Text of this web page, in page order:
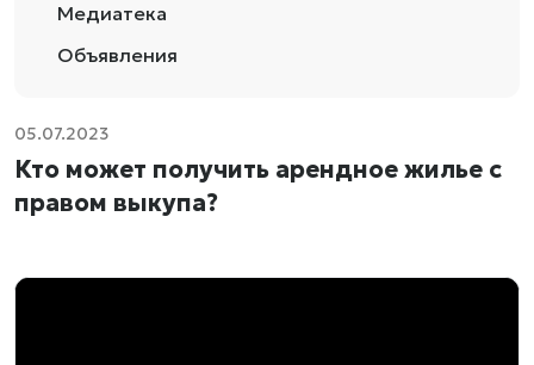
Медиатека
Объявления
05.07.2023
Кто может получить арендное жилье с
правом выкупа?